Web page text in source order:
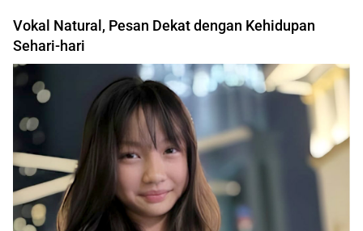
Vokal Natural, Pesan Dekat dengan Kehidupan
Sehari-hari